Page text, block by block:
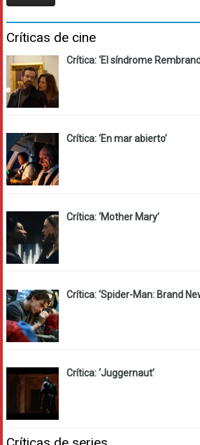
Críticas de cine
Crítica: ‘El síndrome
Crítica: ‘En mar abierto’
Crítica: ‘Mother Mary’
Crítica: ‘Spider-Man: Brand
Crítica: ‘Juggernaut’